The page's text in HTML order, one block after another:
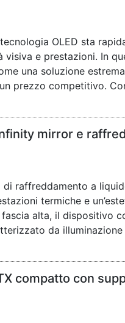
OLED sta
e prestazioni. In
una soluzione
prezzo competitivo.
mirror e
di raffreddamento a
termiche e
alta, il dispositivo
da illuminazione
compatto con